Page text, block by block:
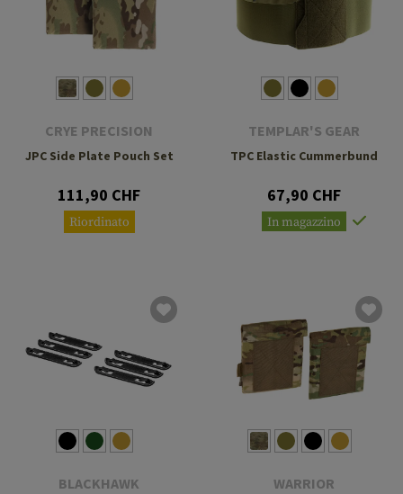
CRYE PRECISION
JPC Side Plate Pouch Set
111,90 CHF
Riordinato
TEMPLAR'S GEAR
TPC Elastic Cummerbund
67,90 CHF
In magazzino
BLACKHAWK WARRIOR